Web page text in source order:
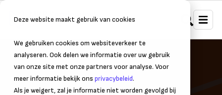
Deze website maakt gebruik van cookies
We gebruiken cookies om websiteverkeer te
analyseren. Ook delen we informatie over uw gebruik
van onze site met onze partners voor analyse. Voor
meer informatie bekijk ons privacybeleid.
Als je weigert, zal je informatie niet worden gevolgd bij